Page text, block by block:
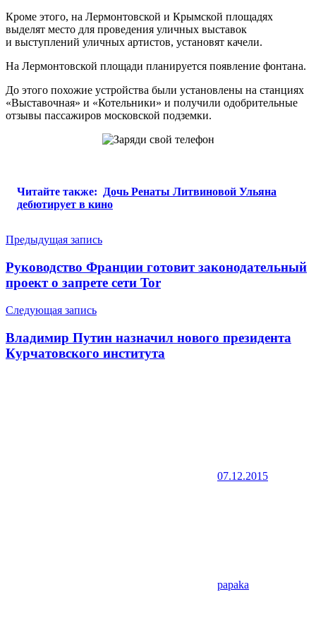
Кроме этого, на Лермонтовской и Крымской площадях
выделят место для проведения уличных выставок
и выступлений уличных артистов, установят качели.
На Лермонтовской площади планируется появление фонтана.
До этого похожие устройства были установлены на станциях
«Выставочная» и «Котельники» и получили одобрительные
отзывы пассажиров московской подземки.
Читайте также: Дочь Ренаты Литвиновой Ульяна
дебютирует в кино
Навигация
по
записям
Предыдущая запись
Руководство Франции готовит законодательный
проект о запрете сети Tor
Следующая запись
Владимир Путин назначил нового президента
Курчатовского института
07.12.2015
papaka